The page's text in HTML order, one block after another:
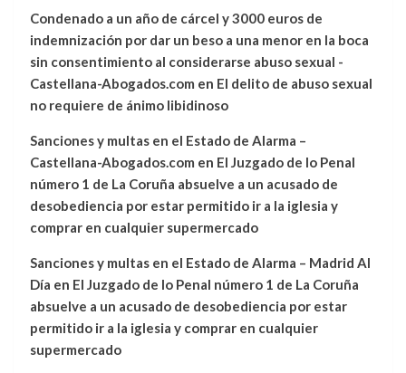
Condenado a un año de cárcel y 3000 euros de
indemnización por dar un beso a una menor en la boca
sin consentimiento al considerarse abuso sexual -
Castellana-Abogados.com en El delito de abuso sexual
no requiere de ánimo libidinoso
Sanciones y multas en el Estado de Alarma –
Castellana-Abogados.com en El Juzgado de lo Penal
número 1 de La Coruña absuelve a un acusado de
desobediencia por estar permitido ir a la iglesia y
comprar en cualquier supermercado
Sanciones y multas en el Estado de Alarma – Madrid Al
Día en El Juzgado de lo Penal número 1 de La Coruña
absuelve a un acusado de desobediencia por estar
permitido ir a la iglesia y comprar en cualquier
supermercado